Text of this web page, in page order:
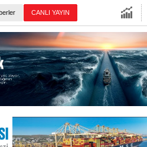
CANLI YAYIN